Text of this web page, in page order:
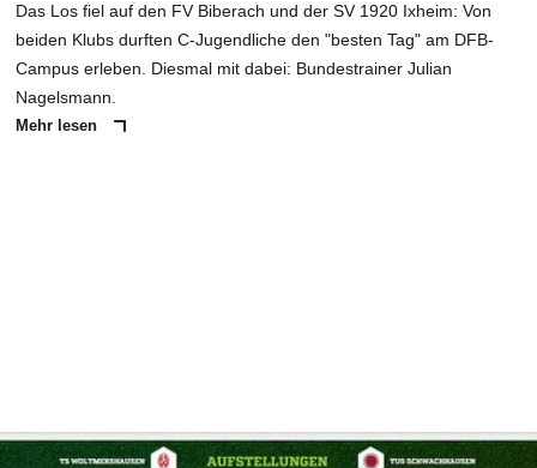
Das Los fiel auf den FV Biberach und der SV 1920 Ixheim: Von
beiden Klubs durften C-Jugendliche den "besten Tag" am DFB-
Campus erleben. Diesmal mit dabei: Bundestrainer Julian
Nagelsmann.
Mehr lesen